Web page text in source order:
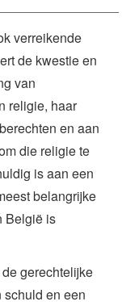
verreikende
de kwestie en
van
religie, haar
en aan
die religie te
is aan een
belangrijke
België is
gerechtelijke
schuld en een